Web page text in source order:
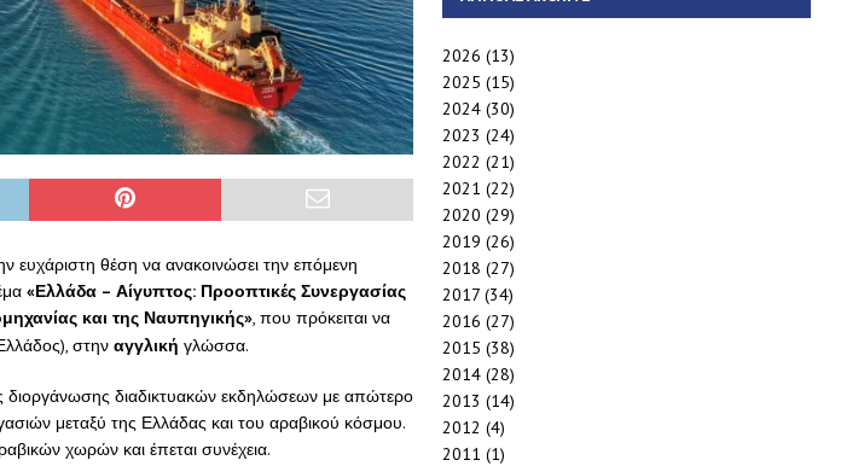
ευχάριστη θέση να ανακοινώσει την επόμενη
«Ελλάδα – Αίγυπτος: Προοπτικές Συνεργασίας
και της Ναυπηγικής», που πρόκειται να
στην αγγλική γλώσσα.
διοργάνωσης διαδικτυακών εκδηλώσεων με απώτερο
μεταξύ της Ελλάδας και του αραβικού κόσμου.
χωρών και έπεται συνέχεια.
2026 (13)
2025 (15)
2024(30)
2023 (24)
2022 (21)
2021 (22)
2020 (29)
2019 (26)
2018 (27)
2017(34)
2016 (27)
2015 (38)
2014(28)
2013 (14)
2012 (4)
2011 (1)